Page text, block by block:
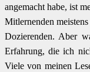
angemacht habe, ist
Mitlernenden
Dozierenden. Aber
Erfahrung, die ich
Viele von meinen